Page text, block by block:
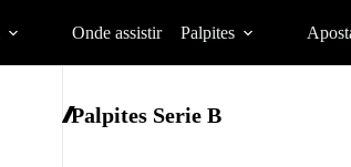
Onde assistir Palpites
Palpites Serie B